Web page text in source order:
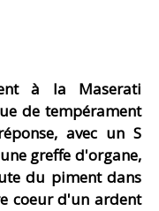
à la Maserati
de tempérament
avec un S
greffe d'organe,
du piment dans
coeur d'un ardent